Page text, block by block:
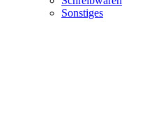
Sonstiges